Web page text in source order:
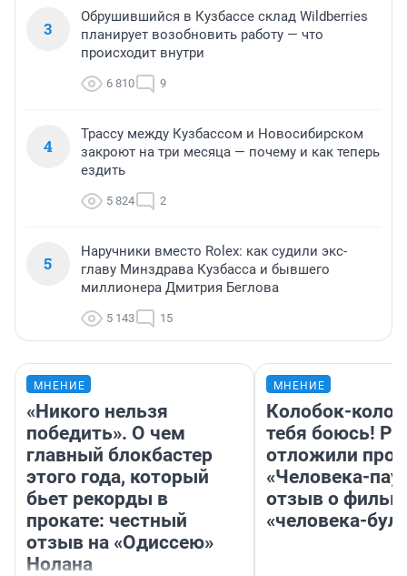
3
Обрушившийся в Кузбассе склад Wildberries
планирует возобновить работу — что
происходит внутри
6 810 9
4
Трассу между Кузбассом и Новосибирском
закроют на три месяца — почему и как теперь
ездить
5 824 2
5
Наручники вместо Rolex: как судили экс-
главу Минздрава Кузбасса и бывшего
миллионера Дмитрия Беглова
5 143 15
МНЕНИЕ
«Никого нельзя
победить». О чем
главный блокбастер
этого года, который
бьет рекорды в
прокате: честный
отзыв на «Одиссею»
Нолана
МНЕНИЕ
Колобок-
тебя боюсь!
отложили
«Человека-
отзыв о
«человека-